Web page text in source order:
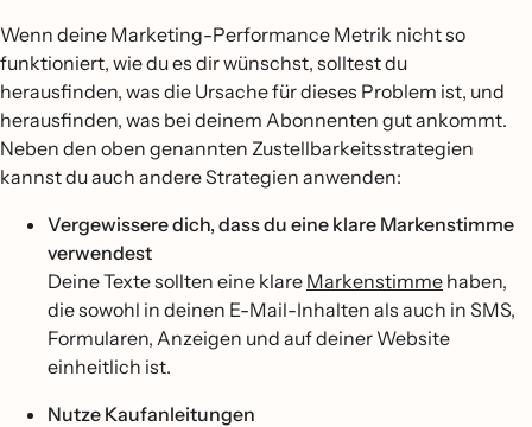
Wenn deine Marketing-Performance Metrik nicht so
funktioniert, wie du es dir wünschst, solltest du
herausfinden, was die Ursache für dieses Problem ist, und
herausfinden, was bei deinem Abonnenten gut ankommt.
Neben den oben genannten Zustellbarkeitsstrategien
kannst du auch andere Strategien anwenden:
Vergewissere dich, dass du eine klare Markenstimme
verwendest
Deine Texte sollten eine klare Markenstimme haben,
die sowohl in deinen E-Mail-Inhalten als auch in SMS,
Formularen, Anzeigen und auf deiner Website
einheitlich ist.
Nutze Kaufanleitungen